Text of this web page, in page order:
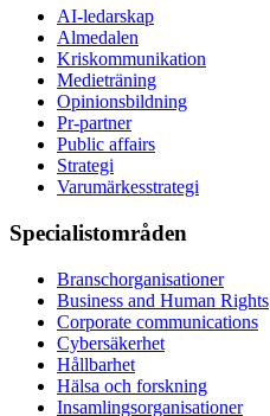
AI-ledarskap
Almedalen
Kris­kommunikation
Medieträning
Opinionsbildning
Pr-partner
Public affairs
Strategi
Varumärkesstrategi
Specialistområden
Branschorganisationer
Business and Human Rights
Corporate communications
Cybersäkerhet
Hållbarhet
Hälsa och forskning
Insamlingsorganisationer